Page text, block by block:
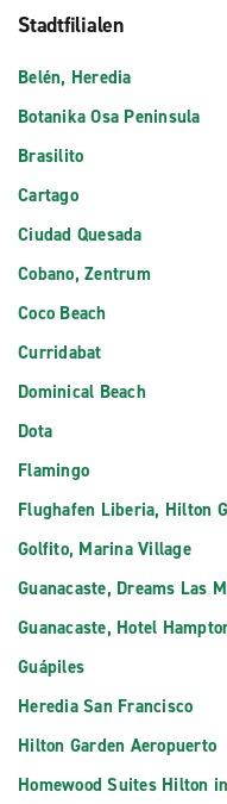
Stadtfilialen
Belén, Heredia
Botanika Osa Peninsula
Brasilito
Cartago
Ciudad Quesada
Cobano, Zentrum
Coco Beach
Curridabat
Dominical Beach
Dota
Flamingo
Flughafen Liberia, Hilton
Golfito, Marina Village
Guanacaste, Dreams Las
Guanacaste, Hotel
Guápiles
Heredia San Francisco
Hilton Garden Aeropuerto
Homewood Suites Hilton